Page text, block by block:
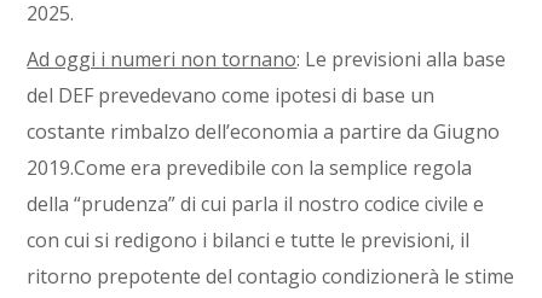
2025.
Ad oggi i numeri non tornano: Le previsioni alla base
del DEF prevedevano come ipotesi di base un
costante rimbalzo dell’economia a partire da Giugno
2019.Come era prevedibile con la semplice regola
della “prudenza” di cui parla il nostro codice civile e
con cui si redigono i bilanci e tutte le previsioni, il
ritorno prepotente del contagio condizionerà le stime